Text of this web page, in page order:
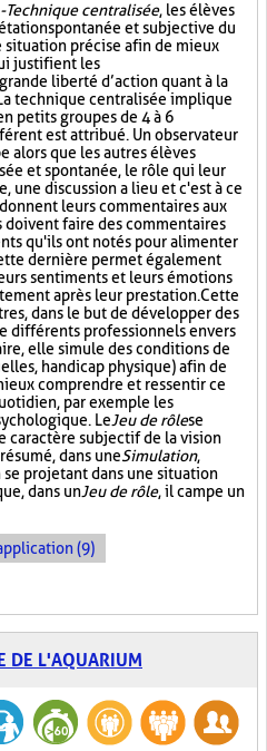
Technique centralisée, les élèves
spontanée et subjective du
situation précise afin de mieux
justifient les
liberté d’action quant à la
technique centralisée implique
petits groupes de 4 à 6
est attribué. Un observateur
alors que les autres élèves
et spontanée, le rôle qui leur
une discussion a lieu et c'est à ce
leurs commentaires aux
doivent faire des commentaires
qu'ils ont notés pour alimenter
dernière permet également
sentiments et leurs émotions
après leur prestation. Cette
dans le but de développer des
différents professionnels envers
elle simule des conditions de
handicap physique) afin de
comprendre et ressentir ce
par exemple les
LeJeu de rôlese
caractère subjectif de la vision
dans uneSimulation,
projetant dans une situation
dans unJeu de rôle, il campe un
(9)
DE L'AQUARIUM